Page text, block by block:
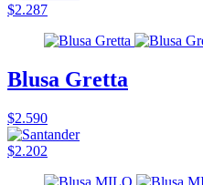
$2.287
Blusa Gretta
$2.590
$2.202